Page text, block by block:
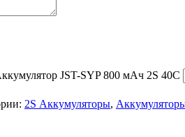
JST-SYP 800 мАч 2S 40C
2S Аккумуляторы,